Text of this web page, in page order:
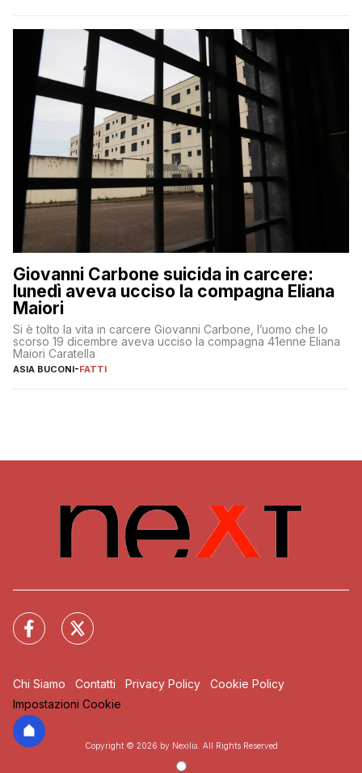
Giovanni Carbone suicida in carcere:
lunedì aveva ucciso la compagna Eliana
Maiori
Si è tolto la vita in carcere Giovanni Carbone, l’uomo che lo
scorso 19 dicembre aveva ucciso la compagna 41enne Eliana
Maiori Caratella
ASIA BUCONI-FATTI
Chi Siamo Contatti Privacy Policy
Cookie Policy
Impostazioni Cookie
Copyright © 2026 by Nexilia. All Rights Reserved